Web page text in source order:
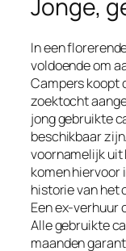
Jonge,
In een
voldoende om
Campers koopt
zoektocht
jong gebruikte
beschikbaar
voornamelijk uit
komen hiervoor
historie van het
Een ex-verhuur
Alle gebruikte
maanden